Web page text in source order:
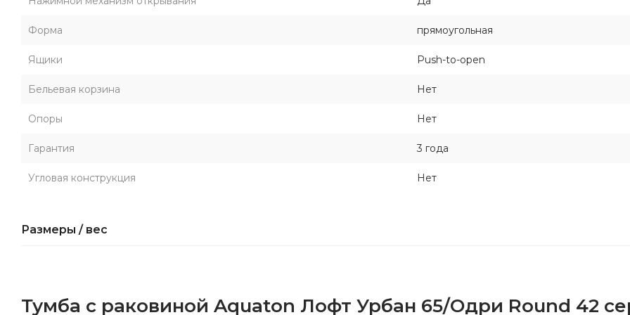
Форма прямоугольная
Ящики Push-to-open
Бельевая корзина Нет
Опоры Нет
Гарантия 3 года
Угловая конструкция Нет
Размеры / вес
Тумба с раковиной Aquaton Лофт Урбан 65/Одри Round 42